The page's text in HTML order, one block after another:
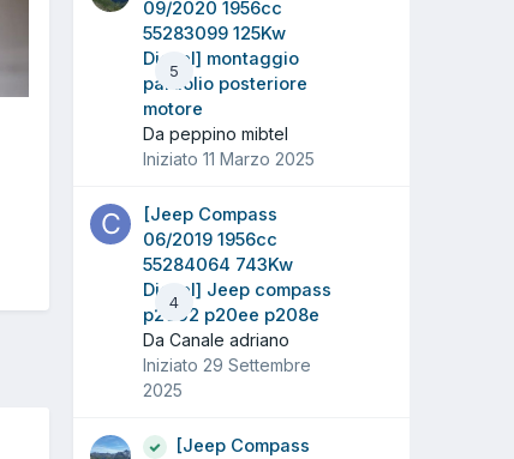
5
09/2020 1956cc
55283099 125Kw
Diesel] montaggio
paraolio posteriore
motore
Da peppino mibtel
Iniziato 11 Marzo 2025
4
[Jeep Compass
06/2019 1956cc
55284064 743Kw
Diesel] Jeep compass
p2002 p20ee p208e
Da Canale adriano
Iniziato 29 Settembre
2025
[Jeep Compass